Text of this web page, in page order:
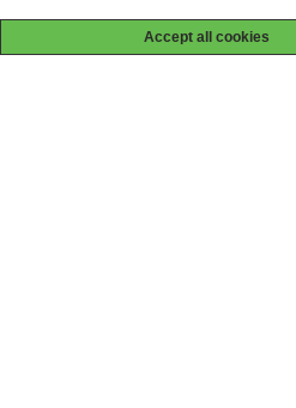
gelernt habeAccept all cookies